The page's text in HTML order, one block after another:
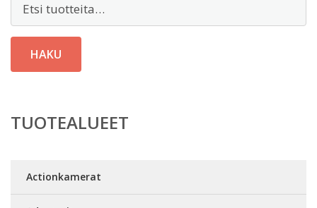
HAKU
TUOTEALUEET
Actionkamerat